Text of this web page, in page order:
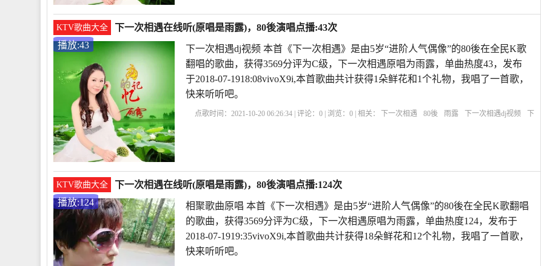
KTV歌曲大全
下一次相遇在线听(原唱是雨露)，80後演唱点播:43次
播放:43
下一次相遇dj视频 本首《下一次相遇》是由5岁“进阶人气偶像”的80後在全民K歌
翻唱的歌曲，获得3569分评为C级，下一次相遇原唱为雨露，单曲热度43，发布
于2018-07-1918:08vivoX9i,本首歌曲共计获得1朵鲜花和1个礼物，我唱了一首歌，
快来听听吧。
点歌时间：2021-10-20 06:26:34 | 评论：0 | 浏览：0 | 相关： 下一次相遇 80後 雨露 下一次相遇dj视频
下
KTV歌曲大全
下一次相遇在线听(原唱是雨露)，80後演唱点播:124次
播放:124
相聚歌曲原唱 本首《下一次相遇》是由5岁“进阶人气偶像”的80後在全民K歌翻唱
的歌曲，获得3569分评为C级，下一次相遇原唱为雨露，单曲热度124，发布于
2018-07-1919:35vivoX9i,本首歌曲共计获得18朵鲜花和12个礼物，我唱了一首歌，
快来听听吧。